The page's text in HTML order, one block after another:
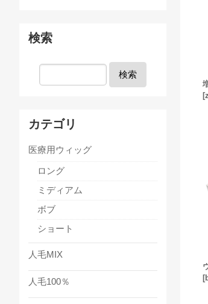
検索
検索
カテゴリ
医療用ウィッグ
ロング
ミディアム
ボブ
ショート
人毛MIX
人毛100％